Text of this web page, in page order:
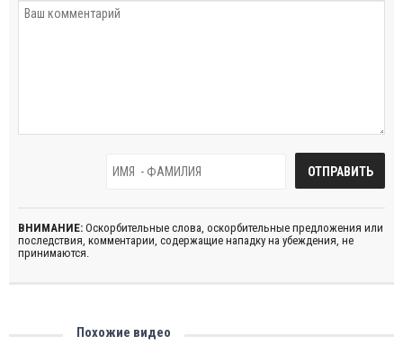
ВНИМАНИЕ: Оскорбительные слова, оскорбительные предложения или
последствия, комментарии, содержащие нападку на убеждения, не
принимаются.
Похожие видео